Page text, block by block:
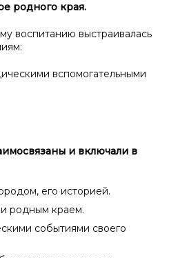
родного края.
воспитанию выстраивалась
вспомогательными
и включали в
его историей.
родным краем.
событиями своего